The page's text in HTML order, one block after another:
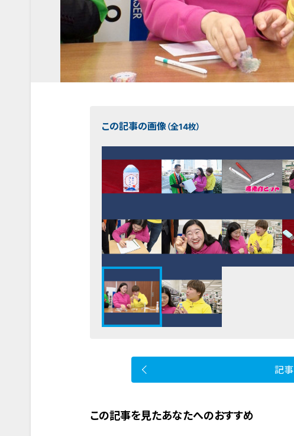
この記事の画像（全14枚）
記
この記事を見たあなたへのおすすめ